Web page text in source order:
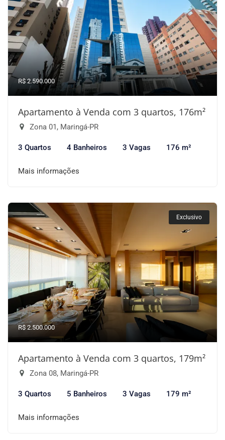
R$ 2.590.000
Apartamento à Venda com 3 quartos, 176m²
Zona 01, Maringá-PR
3 Quartos 4 Banheiros 3 Vagas 176 m²
Mais informações
Exclusivo
R$ 2.500.000
Apartamento à Venda com 3 quartos, 179m²
Zona 08, Maringá-PR
3 Quartos 5 Banheiros 3 Vagas 179 m²
Mais informações